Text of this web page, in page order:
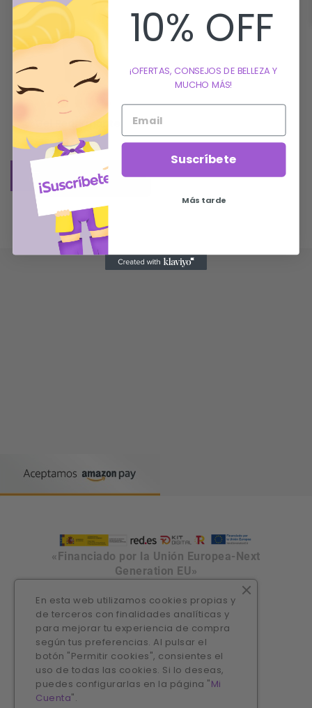
Gel Reafirmante
29,00 €Precio
AÑADIR AL CARRITO
«Financiado por la Unión Europea-Next
Generation EU»
En esta web utilizamos cookies propias y
de terceros con finalidades analíticas y
para mejorar tu experiencia de compra
según tus preferencias. Al pulsar el
botón "Permitir cookies", consientes el
uso de todas las cookies. Si lo deseas,
puedes configurarlas en la página "Mi
Cuenta".
10% OFF
¡OFERTAS, CONSEJOS DE BELLEZA Y
MUCHO MÁS!
Suscríbete
Más tarde